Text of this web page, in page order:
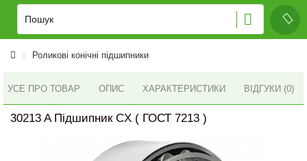
Роликові конічні підшипники
УСЕ ПРО ТОВАР ОПИС ХАРАКТЕРИСТИКИ ВІДГУКИ (0)
30213 A Підшипник CX ( ГОСТ 7213 )